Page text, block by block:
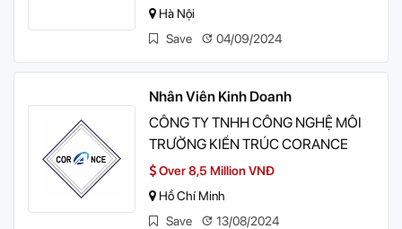
Hà Nội
Save
04/09/2024
Nhân Viên Kinh Doanh
CÔNG TY TNHH CÔNG NGHỆ MÔI
TRƯỜNG KIẾN TRÚC CORANCE
Over 8,5 Million VNĐ
Hồ Chí Minh
Save
13/08/2024